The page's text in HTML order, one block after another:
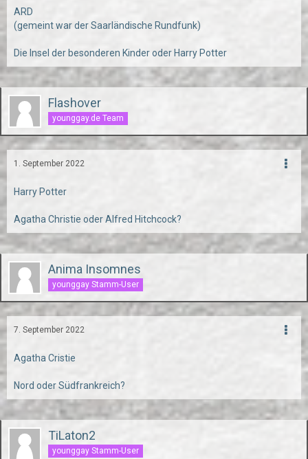
ARD
(gemeint war der Saarländische Rundfunk)
Die Insel der besonderen Kinder oder Harry Potter
Flashover
younggay.de Team
1. September 2022
Harry Potter
Agatha Christie oder Alfred Hitchcock?
Anima Insomnes
younggay Stamm-User
7. September 2022
Agatha Cristie
Nord oder Südfrankreich?
TiLaton2
younggay Stamm-User